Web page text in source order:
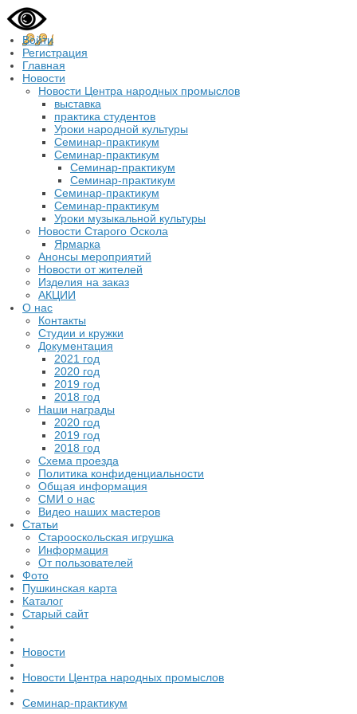
Войти
Регистрация
Главная
Новости
Новости Центра народных промыслов
выставка
практика студентов
Уроки народной культуры
Семинар-практикум
Семинар-практикум
Семинар-практикум
Семинар-практикум
Семинар-практикум
Семинар-практикум
Уроки музыкальной культуры
Новости Старого Оскола
Ярмарка
Анонсы мероприятий
Новости от жителей
Изделия на заказ
АКЦИИ
О нас
Контакты
Студии и кружки
Документация
2021 год
2020 год
2019 год
2018 год
Наши награды
2020 год
2019 год
2018 год
Схема проезда
Политика конфиденциальности
Общая информация
СМИ о нас
Видео наших мастеров
Статьи
Старооскольская игрушка
Информация
От пользователей
Фото
Пушкинская карта
Каталог
Старый сайт
Новости
Новости Центра народных промыслов
Семинар-практикум